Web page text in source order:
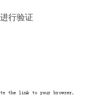
行验证